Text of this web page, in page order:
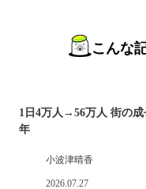
こんな
1日4万人→56万人 街の
年
小波津晴香
2026.07.27